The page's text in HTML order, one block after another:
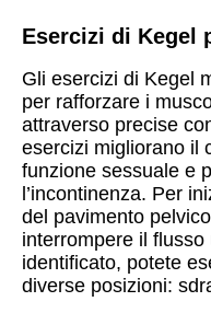
Esercizi di Kegel
Gli esercizi di Kegel
per rafforzare i
attraverso precise
esercizi migliorano il
funzione sessuale e
l’incontinenza. Per
del pavimento
interrompere il
identificato, potete
diverse posizioni: